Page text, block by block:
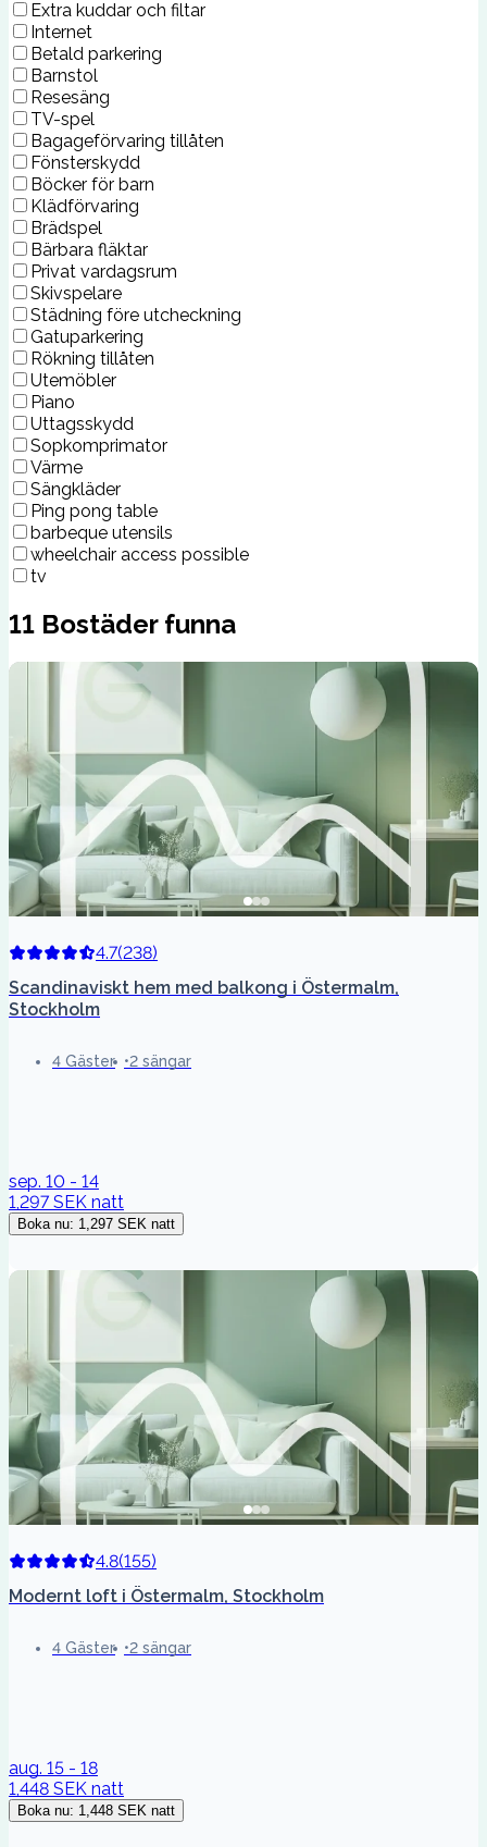
Extra kuddar och filtar
Internet
Betald parkering
Barnstol
Resesäng
TV-spel
Bagageförvaring tillåten
Fönsterskydd
Böcker för barn
Klädförvaring
Brädspel
Bärbara fläktar
Privat vardagsrum
Skivspelare
Städning före utcheckning
Gatuparkering
Rökning tillåten
Utemöbler
Piano
Uttagsskydd
Sopkomprimator
Värme
Sängkläder
Ping pong table
barbeque utensils
wheelchair access possible
tv
11 Bostäder funna
4.7(238)
Scandinaviskt hem med balkong i Östermalm,
Stockholm
4 Gäster 2 sängar
sep. 10 - 14
1,297 SEK natt
Boka nu: 1,297 SEK natt
4.8(155)
Modernt loft i Östermalm, Stockholm
4 Gäster 2 sängar
aug. 15 - 18
1,448 SEK natt
Boka nu: 1,448 SEK natt